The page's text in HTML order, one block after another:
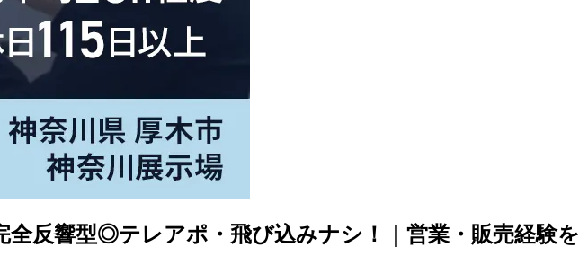
全反響型◎テレアポ・飛び込みナシ！｜営業・販売経験を